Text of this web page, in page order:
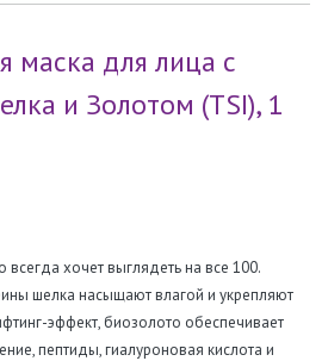
маска для лица с
и Золотом (TSI), 1
всегда хочет выглядеть на все 100.
шелка насыщают влагой и укрепляют
эффект, биозолото обеспечивает
пептиды, гиалуроновая кислота и